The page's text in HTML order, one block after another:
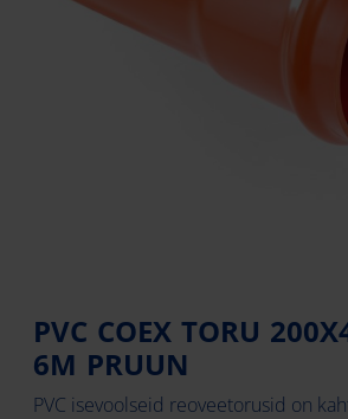
PVC COEX TORU
6M PRUUN
PVC isevoolseid reoveetorusid on